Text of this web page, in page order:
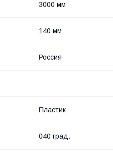
3000 мм
140 мм
Россия
Пластик
040 град.